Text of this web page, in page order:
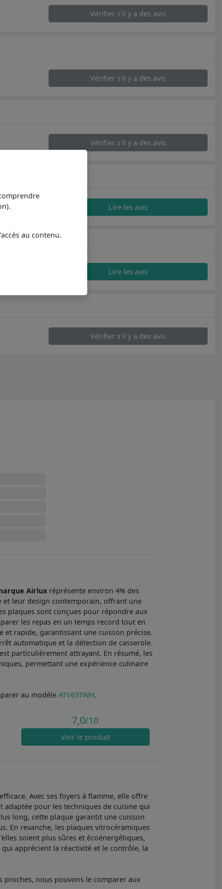
Vérifier s'il y a des avis
Vérifier s'il y a des avis
Vérifier s'il y a des avis
Lire les avis
Lire les avis
Vérifier s'il y a des avis
Airluxréprésente environ 4% des
et leur design contemporain, offrant une
plaques sont conçues pour répondre aux
les repas en un temps record tout en
rapide, garantissant une cuisson précise.
automatique et la détection de casserole.
particulièrement attrayant. En résumé, les
permettant une expérience culinaire
au modèleATV63TWH.
7,0/10
Voirle produit
Avec ses foyers à flamme, elle offre
adaptée pour les techniques de cuisine qui
long, cette plaque garantit une cuisson
En revanche, les plaques vitrocéramiques
soient plus sûres et écoénergétiques,
apprécient la réactivité et le contrôle, la
nous pouvons le comparer aux
au contenu.